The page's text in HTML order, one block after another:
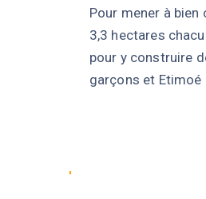
Pour mener à
3,3 hectares
pour y construire
garçons et